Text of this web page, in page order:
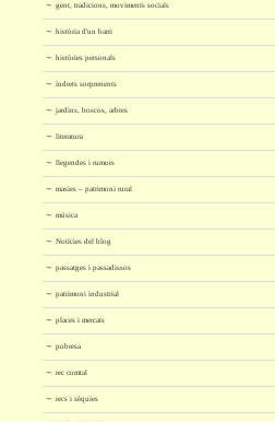
gent, tradicions, moviments socials
història d'un barri
històries personals
indrets sorprenents
jardins, boscos, arbres
literatura
llegendes i rumors
masies – patrimoni rural
música
Notícies del blog
passatges i passadissos
patrimoni industrial
places i mercats
pobresa
rec comtal
recs i sèquies